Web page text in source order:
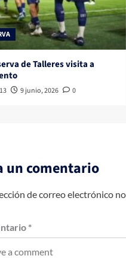
de Talleres visita a
9 junio, 2026 0
un comentario
de correo electrónico
*